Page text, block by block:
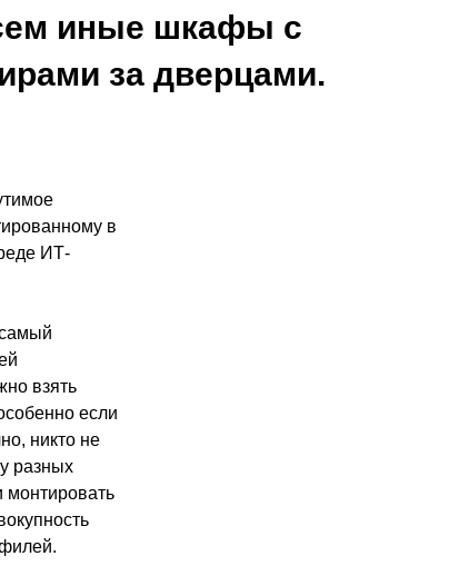
иные шкафы с
за дверцами.
в
ИТ-
взять
если
никто не
разных
монтировать